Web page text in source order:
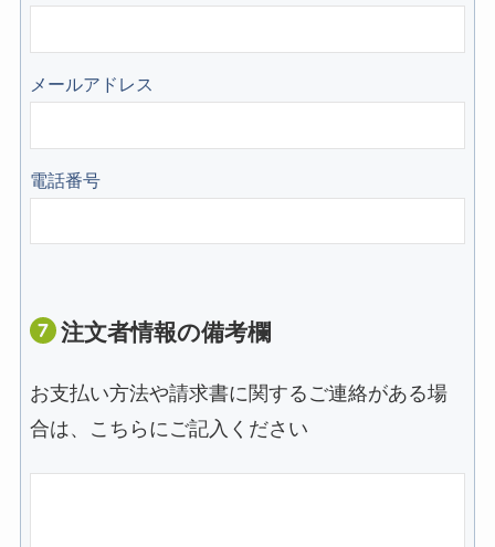
メールアドレス
電話番号
注文者情報の備考欄
お支払い方法や請求書に関するご連絡がある場
合は、こちらにご記入ください